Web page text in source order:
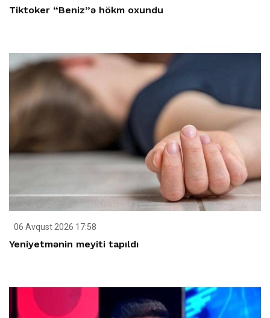
Tiktoker “Beniz”ə hökm oxundu
06 Avqust 2026 17:58
Yeniyetmənin meyiti tapıldı